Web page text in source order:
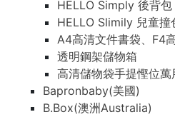
HELLO Simply 後背包
HELLO Slimily 兒童撞
A4高清文件書袋、F4
透明鋼架儲物箱
高清儲物袋手提慳位
Bapronbaby(美國)
B.Box(澳洲Australia)